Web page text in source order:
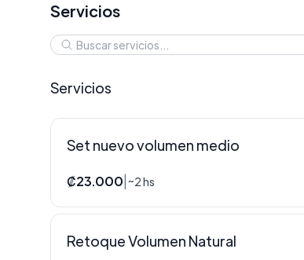
Servicios
Servicios
Set nuevo volumen medio
₡23.000 ~2 hs
Retoque Volumen Natural